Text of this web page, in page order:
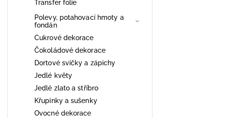
Transfer folie
Polevy, potahovací hmoty a
fondán
Cukrové dekorace
Čokoládové dekorace
Dortové svíčky a zápichy
Jedlé květy
Jedlé zlato a stříbro
Křupinky a sušenky
Ovocné dekorace